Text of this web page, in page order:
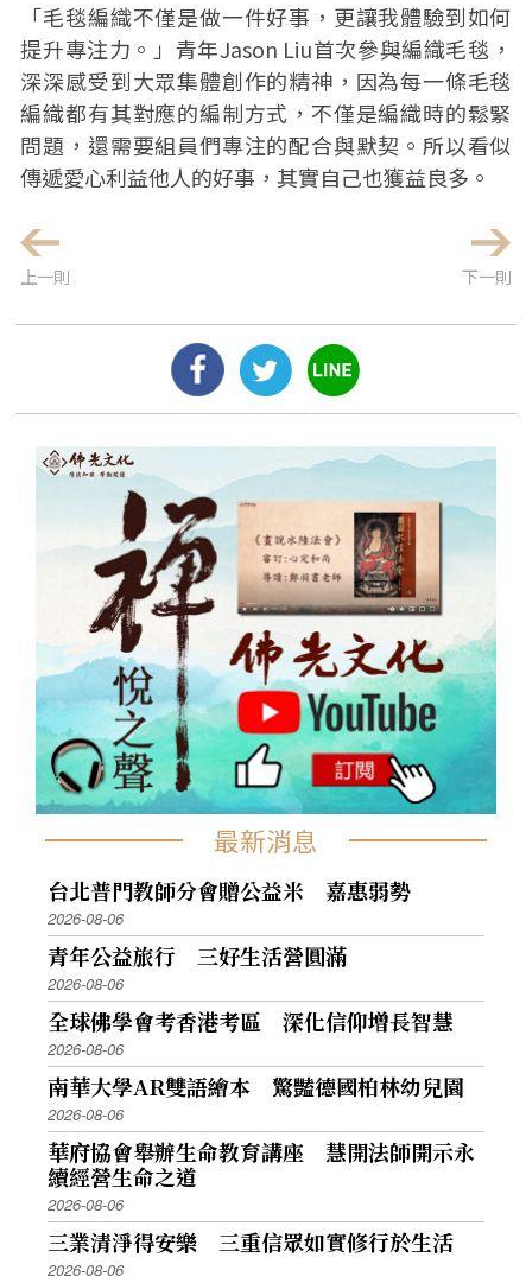
「毛毯編織不僅是做一件好事，更讓我體驗到如何
提升專注力。」青年Jason Liu首次參與編織毛毯，
深深感受到大眾集體創作的精神，因為每一條毛毯
編織都有其對應的編制方式，不僅是編織時的鬆緊
問題，還需要組員們專注的配合與默契。所以看似
傳遞愛心利益他人的好事，其實自己也獲益良多。
上一則 下一則
最新消息
台北普門教師分會贈公益米 嘉惠弱勢
2026-08-06
青年公益旅行 三好生活營圓滿
2026-08-06
全球佛學會考香港考區 深化信仰增長智慧
2026-08-06
南華大學AR雙語繪本 驚豔德國柏林幼兒園
2026-08-06
華府協會舉辦生命教育講座 慧開法師開示永
續經營生命之道
2026-08-06
三業清淨得安樂 三重信眾如實修行於生活
2026-08-06